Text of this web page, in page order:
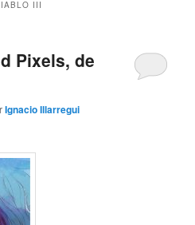
III
Pixels, de
Ignacio Illarregui